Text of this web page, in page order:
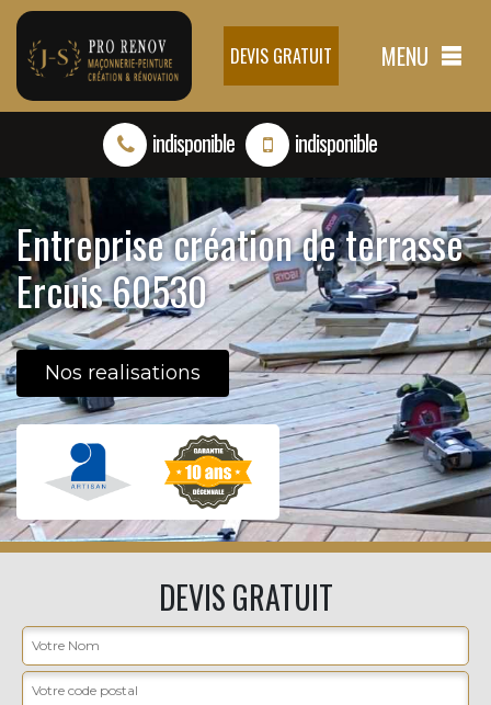
DEVIS GRATUIT MENU
indisponible indisponible
Entreprise création de terrasse
Ercuis 60530
Nos realisations
DEVIS GRATUIT